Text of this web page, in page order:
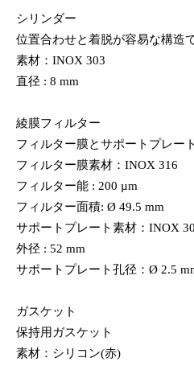
シリンダー
位置合わせと着脱が容易な構造で
素材：INOX 303
直径 : 8 mm
綾膜フィルター
フィルター膜とサポートプレー
フィルター膜素材：INOX 316
フィルター能 : 200 µm
フィルター面積: Ø 49.5 mm
サポートプレート素材：INOX
外径 : 52 mm
サポートプレート孔径：Ø 2.5
ガスケット
保持用ガスケット
素材：シリコン(赤)